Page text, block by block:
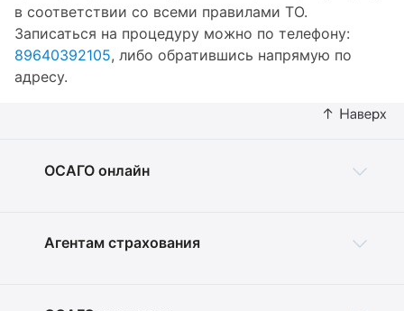
в соответствии со всеми правилами ТО.
Записаться на процедуру можно по телефону:
89640392105, либо обратившись напрямую по
адресу.
ОСАГО онлайн
Агентам страхования